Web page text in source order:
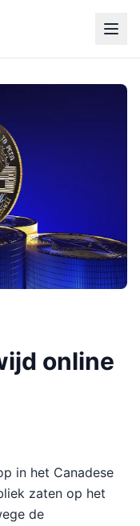
online
in het Canadese
zaten op het
de